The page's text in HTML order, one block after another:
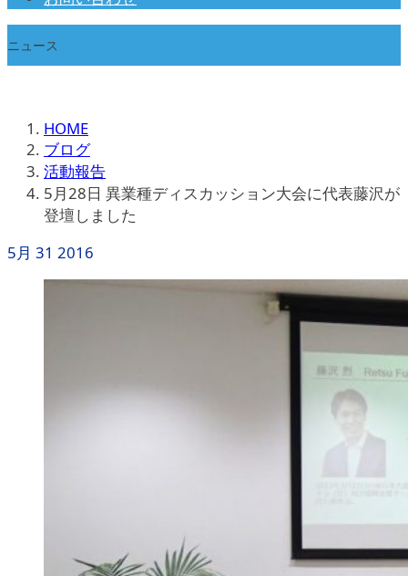
ニュース
HOME
ブログ
活動報告
5月28日 異業種ディスカッション大会に代表藤沢が
登壇しました
5月 31 2016